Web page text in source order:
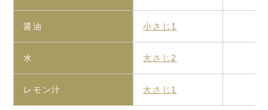
醤油 小さじ1
水 大さじ2
レモン汁 大さじ1